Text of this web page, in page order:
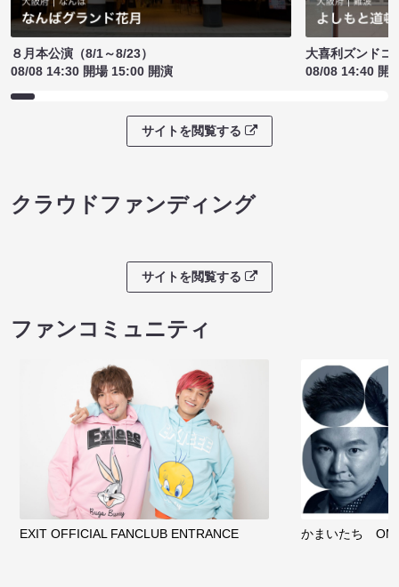
８月本公演（8/1～8/23）
08/08 14:30 開場 15:00 開演
大喜利ズンドコ
08/08 14:40 開
サイトを閲覧する
クラウドファンディング
サイトを閲覧する
ファンコミュニティ
EXIT OFFICIAL FANCLUB ENTRANCE かまいたち